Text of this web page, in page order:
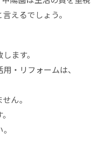
えるでしょう。
ます。
・リフォームは、
ん。